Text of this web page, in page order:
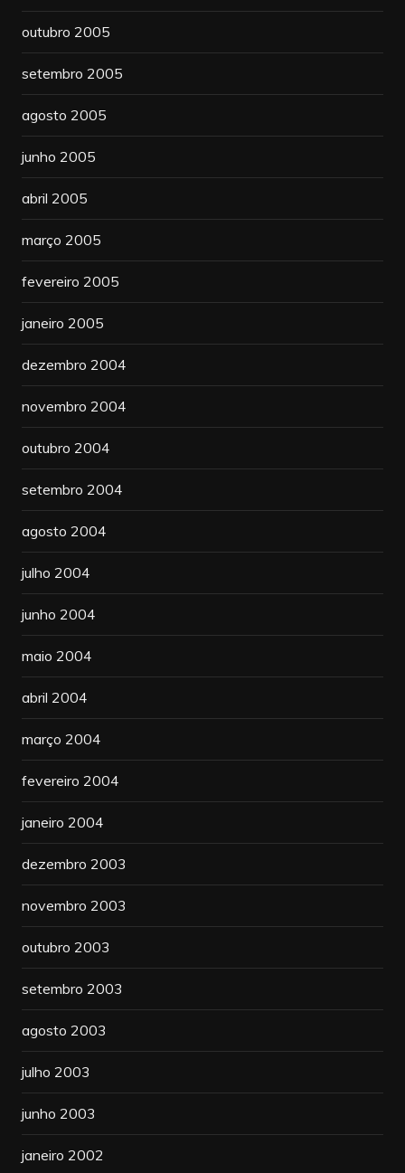
outubro 2005
setembro 2005
agosto 2005
junho 2005
abril 2005
março 2005
fevereiro 2005
janeiro 2005
dezembro 2004
novembro 2004
outubro 2004
setembro 2004
agosto 2004
julho 2004
junho 2004
maio 2004
abril 2004
março 2004
fevereiro 2004
janeiro 2004
dezembro 2003
novembro 2003
outubro 2003
setembro 2003
agosto 2003
julho 2003
junho 2003
janeiro 2002